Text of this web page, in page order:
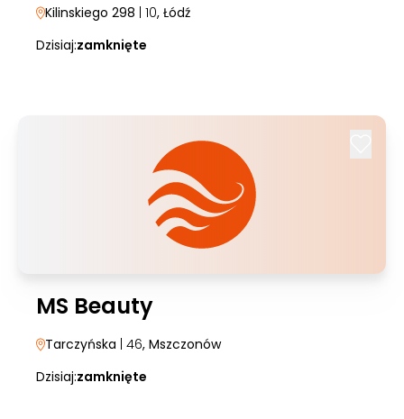
Kilinskiego 298 | 10, Łódź
Dzisiaj:zamknięte
MS Beauty
Tarczyńska | 46, Mszczonów
Dzisiaj:zamknięte